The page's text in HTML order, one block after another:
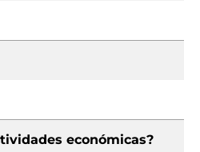
económicas?